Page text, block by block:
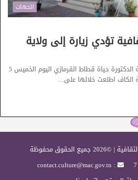
الجهات
تؤدي زيارة إلى ولاية
أدت وزيرة الشؤون الثقافية الدكتورة حياة قطاط القرمازي اليوم الخميس 5
جميع الحقوق محفوظة
: contact.culture@mac.gov.tn